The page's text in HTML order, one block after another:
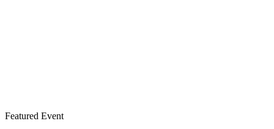
Featured Event